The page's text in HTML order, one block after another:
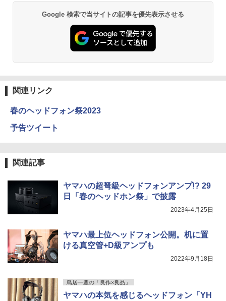
Google 検索で当サイトの記事を優先表示させる
関連リンク
春のヘッドフォン祭2023
予告ツイート
関連記事
ヤマハの超弩級ヘッドフォンアンプ!? 29
日「春のヘッドホン祭」で披露
2023年4月25日
ヤマハ最上位ヘッドフォン公開。机に置
ける真空管+D級アンプも
2022年9月18日
鳥居一豊の「良作×良品」
ヤマハの本気を感じるヘッドフォン「YH